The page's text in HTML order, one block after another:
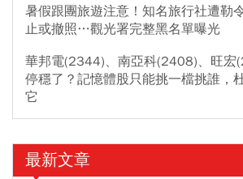
暑假跟團旅遊注意！知名旅行社遭勒
止或撤照…觀光署完整黑名單曝光
華邦電(2344)、南亞科(2408)、旺宏
停穩了？記憶體股只能挑一檔挑誰，
它
最新文章